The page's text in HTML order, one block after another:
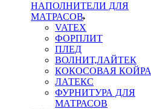
НАПОЛНИТЕЛИ ДЛЯ
МАТРАСОВ
VATEX
ФОРПЛИТ
ПЛЕД
ВОЛНИТ,ЛАЙТЕК
КОКОСОВАЯ КОЙРА
ЛАТЕКС
ФУРНИТУРА ДЛЯ
МАТРАСОВ